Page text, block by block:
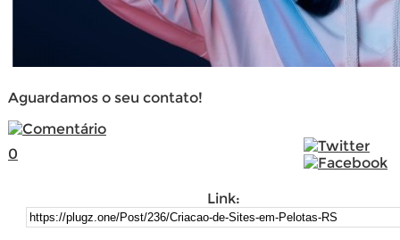
Aguardamos o seu contato!
0
Link: